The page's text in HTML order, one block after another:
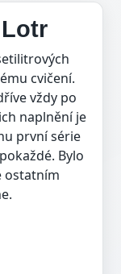
cvičení.
vždy po
naplnění je
první série
Bylo
ostatním